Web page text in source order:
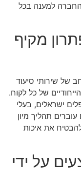
למענה בכל
מקיף
של שירותי סיעוד
של כל לקוח.
ישראלים, בעלי
תהליך מיון
להבטיח את איכות
על ידי